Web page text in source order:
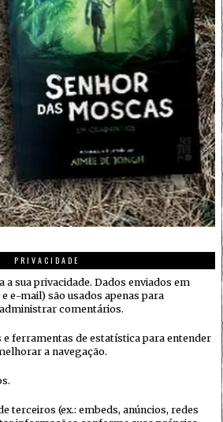
PRIVACIDADE
a sua privacidade. Dados enviados em
e-mail) são usados apenas para
comentários.
ferramentas de estatística para entender
a navegação.
terceiros (ex.: embeds, anúncios, redes